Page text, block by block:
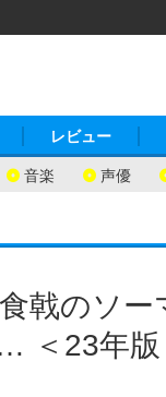
音楽 声優
レビュー
戟のソ
＜23年